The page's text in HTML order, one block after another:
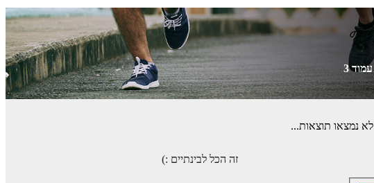
עמוד 3
לא נמצאו תוצאות...
זה הכל לבינתיים :)